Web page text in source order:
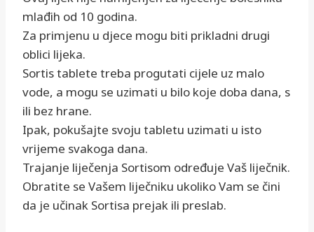
mlađih od 10 godina.
Za primjenu u djece mogu biti prikladni drugi
oblici lijeka.
Sortis tablete treba progutati cijele uz malo
vode, a mogu se uzimati u bilo koje doba dana, s
ili bez hrane.
Ipak, pokušajte svoju tabletu uzimati u isto
vrijeme svakoga dana.
Trajanje liječenja Sortisom određuje Vaš liječnik.
Obratite se Vašem liječniku ukoliko Vam se čini
da je učinak Sortisa prejak ili preslab.